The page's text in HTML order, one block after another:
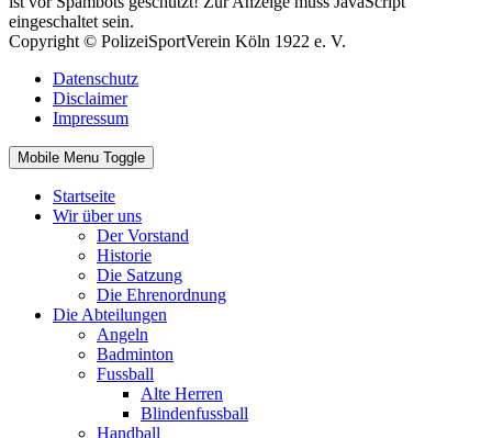
eingeschaltet sein.
Copyright © PolizeiSportVerein Köln 1922 e. V.
Datenschutz
Disclaimer
Impressum
Mobile Menu Toggle
Startseite
Wir über uns
Der Vorstand
Historie
Die Satzung
Die Ehrenordnung
Die Abteilungen
Angeln
Badminton
Fussball
Alte Herren
Blindenfussball
Handball